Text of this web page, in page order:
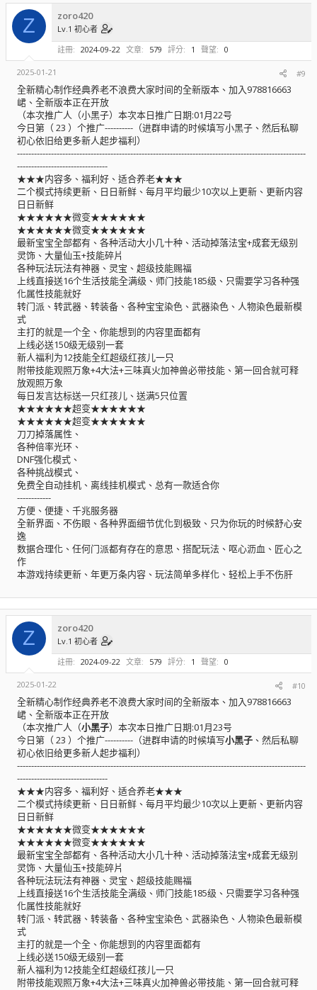
Z zoro420
Lv.1 初心者
註冊
2024-09-22 文章 579 評分 1 聲望 0
2025-01-21 #9
全新精心制作经典养老不浪费大家时间的全新版本、加入978816663
峮、全新版本正在开放
（本次推广人（小黑子）本次本日推广日期:01月22号
今日第（ 23 ）个推广----------（进群申请的时候填写小黑子、然后私聊
初心依旧给更多新人起步福利）
------------------------------------------------------------------------------------------------------
--------------------------------
★★★内容多、福利好、适合养老★★★
二个模式持续更新、日日新鲜、每月平均最少10次以上更新、更新内容
日日新鲜
★★★★★★微变★★★★★★
★★★★★★微变★★★★★★
最新宝宝全部都有、各种活动大小几十种、活动掉落法宝+成套无级别
灵饰、大量仙玉+技能碎片
各种玩法玩法有神器、灵宝、超级技能赐福
上线直接送16个生活技能全满级、师门技能185级、只需要学习各种强
化属性技能就好
转门派、转武器、转装备、各种宝宝染色、武器染色、人物染色最新模
式
主打的就是一个全、你能想到的内容里面都有
上线必送150级无级别一套
新人福利为12技能全红超级红孩儿一只
附带技能观照万象+4大法+三味真火加神兽必带技能、第一回合就可释
放观照万象
每日发言达标送一只红孩儿、送满5只位置
★★★★★★超变★★★★★★
★★★★★★超变★★★★★★
刀刀掉落属性、
各种倍率光环、
DNF强化模式、
各种挑战模式、
免费全自动挂机、离线挂机模式、总有一款适合你
------------
方便、便捷、千兆服务器
全新界面、不伤眼、各种界面细节优化到极致、只为你玩的时候舒心安
逸
数据合理化、任何门派都有存在的意思、搭配玩法、呕心沥血、匠心之
作
本游戏持续更新、年更万条内容、玩法简单多样化、轻松上手不伤肝
Z zoro420
Lv.1 初心者
註冊
2024-09-22 文章 579 評分 1 聲望 0
2025-01-22 #10
全新精心制作经典养老不浪费大家时间的全新版本、加入978816663
峮、全新版本正在开放
（本次推广人（小黑子）本次本日推广日期:01月23号
今日第（ 23 ）个推广----------（进群申请的时候填写小黑子 、然后私聊
初心依旧给更多新人起步福利）
------------------------------------------------------------------------------------------------------
--------------------------------
★★★内容多、福利好、适合养老★★★
二个模式持续更新、日日新鲜、每月平均最少10次以上更新、更新内容
日日新鲜
★★★★★★微变★★★★★★
★★★★★★微变★★★★★★
最新宝宝全部都有、各种活动大小几十种、活动掉落法宝+成套无级别
灵饰、大量仙玉+技能碎片
各种玩法玩法有神器、灵宝、超级技能赐福
上线直接送16个生活技能全满级、师门技能185级、只需要学习各种强
化属性技能就好
转门派、转武器、转装备、各种宝宝染色、武器染色、人物染色最新模
式
主打的就是一个全、你能想到的内容里面都有
上线必送150级无级别一套
新人福利为12技能全红超级红孩儿一只
附带技能观照万象+4大法+三味真火加神兽必带技能、第一回合就可释